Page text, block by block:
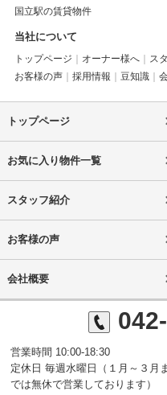
国立駅の賃貸物件
当社について
トップページ オーナー様へ ス
お客様の声
採用情報 豆知識
トップページ
お気に入り物件一覧
スタッフ紹介
お客様の声
会社概要
営業時間 10:00-18:30
定休日 毎週水曜日（１月～３月ま
では無休で営業しております）